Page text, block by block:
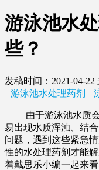
游泳池水
些？
发稿时间：2021-04-22
游泳池水处理药剂
由于游泳池水质会
易出现水质浑浊、结
问题，遇到这些紧急
性的水处理药剂才能
着戴思乐小编一起来